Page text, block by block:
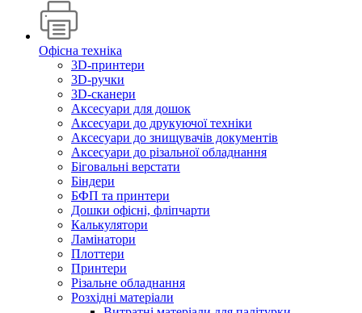
Офісна техніка
3D-принтери
3D-ручки
3D-сканери
Аксесуари для дошок
Аксесуари до друкуючої техніки
Аксесуари до знищувачів документів
Аксесуари до різальної обладнання
Біговальні верстати
Біндери
БФП та принтери
Дошки офісні, фліпчарти
Калькулятори
Ламінатори
Плоттери
Принтери
Різальне обладнання
Розхідні матеріали